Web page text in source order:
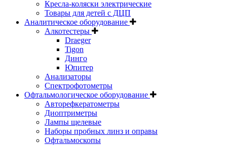
Кресла-коляски электрические
Товары для детей с ДЦП
Аналитическое оборудование
Алкотестеры
Draeger
Tigon
Динго
Юпитер
Анализаторы
Спектрофотометры
Офтальмологическое оборудование
Авторефкератометры
Диоптриметры
Лампы щелевые
Наборы пробных линз и оправы
Офтальмоскопы